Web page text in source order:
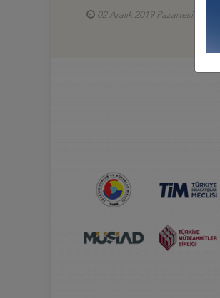
02 Aralık 2019 Pazartesi